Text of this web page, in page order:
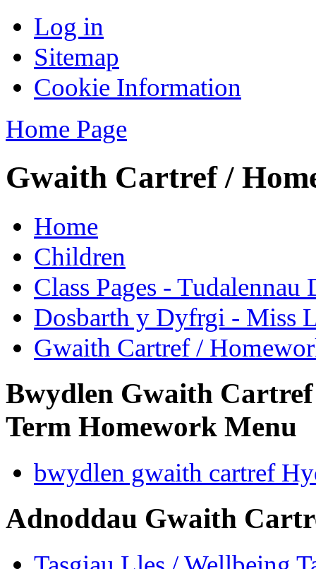
Log in
Sitemap
Cookie Information
Home Page
Gwaith Cartref /
Home
Children
Class Pages - Tudalennau
Dosbarth y Dyfrgi - Miss
Gwaith Cartref /
Bwydlen Gwaith
Term Homework Menu
bwydlen gwaith cartref
Adnoddau Gwaith